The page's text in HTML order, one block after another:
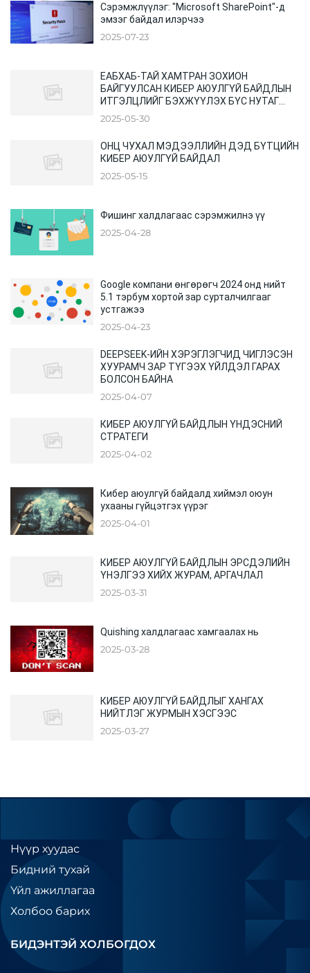
Сэрэмжлүүлэг: "Microsoft SharePoint"-д
эмзэг байдал илэрчээ
2025-07-23
ЕАБХАБ-ТАЙ ХАМТРАН ЗОХИОН
БАЙГУУЛСАН КИБЕР АЮУЛГҮЙ БАЙДЛЫН
ИТГЭЛЦЛИЙГ БЭХЖҮҮЛЭХ БҮС НУТАГ
ХООРОНДЫН ХУРАЛ
2025-05-30
ОНЦ ЧУХАЛ МЭДЭЭЛЛИЙН ДЭД БҮТЦИЙН
КИБЕР АЮУЛГҮЙ БАЙДАЛ
2025-05-15
Фишинг халдлагаас сэрэмжилнэ үү
2025-04-28
Google компани өнгөрөгч 2024 онд нийт
5.1 тэрбум хортой зар сурталчилгааг
устгажээ
2025-04-23
DEEPSEEK-ИЙН ХЭРЭГЛЭГЧИД ЧИГЛЭСЭН
ХУУРАМЧ ЗАР ТҮГЭЭХ ҮЙЛДЭЛ ГАРАХ
БОЛСОН БАЙНА
2025-04-07
КИБЕР АЮУЛГҮЙ БАЙДЛЫН ҮНДЭСНИЙ
СТРАТЕГИ
2025-04-02
Кибер аюулгүй байдалд хиймэл оюун
ухааны гүйцэтгэх үүрэг
2025-04-01
КИБЕР АЮУЛГҮЙ БАЙДЛЫН ЭРСДЭЛИЙН
ҮНЭЛГЭЭ ХИЙХ ЖУРАМ, АРГАЧЛАЛ
2025-03-31
Quishing халдлагаас хамгаалах нь
2025-03-28
КИБЕР АЮУЛГҮЙ БАЙДЛЫГ ХАНГАХ
НИЙТЛЭГ ЖУРМЫН ХЭСГЭЭС
2025-03-27
Нүүр хуудас
Бидний тухай
Үйл ажиллагаа
Холбоо барих
БИДЭНТЭЙ ХОЛБОГДОХ